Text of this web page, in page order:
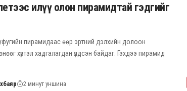
илүү олон пирамидтай гэдгийг
пирамидаас өөр эртний дэлхийн долоон
хүртэл хадгалагдан үлдсэн байдаг. Гэхдээ пирамид
2 минут уншина